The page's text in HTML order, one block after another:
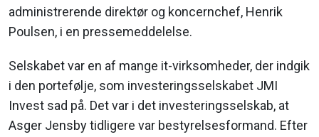
administrerende direktør og koncernchef, Henrik
Poulsen, i en pressemeddelelse.
Selskabet var en af mange it-virksomheder, der indgik
i den portefølje, som investeringsselskabet JMI
Invest sad på. Det var i det investeringsselskab, at
Asger Jensby tidligere var bestyrelsesformand. Efter